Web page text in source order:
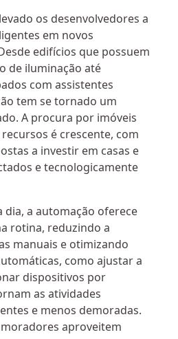
os desenvolvedores a
em novos
edifícios que possuem
de iluminação até
com assistentes
tem se tornado um
A procura por imóveis
é crescente, com
a investir em casas e
e tecnologicamente
dia, a automação oferece
rotina, reduzindo a
manuais e otimizando
como ajustar a
dispositivos por
as atividades
e menos demoradas.
aproveitem